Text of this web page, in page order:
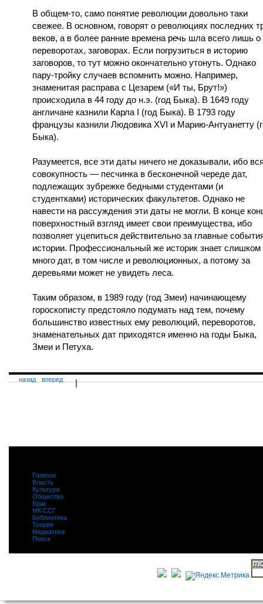
В общем-то, само понятие революции довольно таки
свежее. В основном, говорят о революциях последних
веков, а в более ранние времена речь шла всего лишь о
переворотах, заговорах. Если погрузиться в историю
заговоров, то тут можно окончательно утонуть. Однако
пару-тройку случаев вспомнить можно. Например,
знаменитая расправа с Цезарем («И ты, Брут!»)
происходила в 44 году до н.э. (год Быка). В 1649 году
англичане казнили Карла I (год Быка). В 1793 году
французы казнили Людовика XVI и Марию-Антуанетту
Быка).
Разумеется, все эти даты ничего не доказывали, ибо
совокупность — песчинка в бесконечной череде дат,
подлежащих зубрежке бедными студентами (и
студентками) исторических факультетов. Однако не
навести на рассуждения эти даты не могли. В конце
поверхностный взгляд имеет свои преимущества, ибо
позволяет уцепиться действительно за главные
истории. Профессиональный же историк знает слишком
много дат, в том числе и революционных, а потому за
деревьями может не увидеть леса.
Таким образом, в 1989 году (год Змеи) начинающему
гороскописту предстояло подумать над тем, почему
большинство известных ему революций, переворотов,
знаменательных дат приходятся именно на годы Быка,
Змеи и Петуха.
назад |
вперед
Главное
Власть
Культура
Общество
Брак
МК ССГ
Библиотека
Теория
Медиатека
Поиск